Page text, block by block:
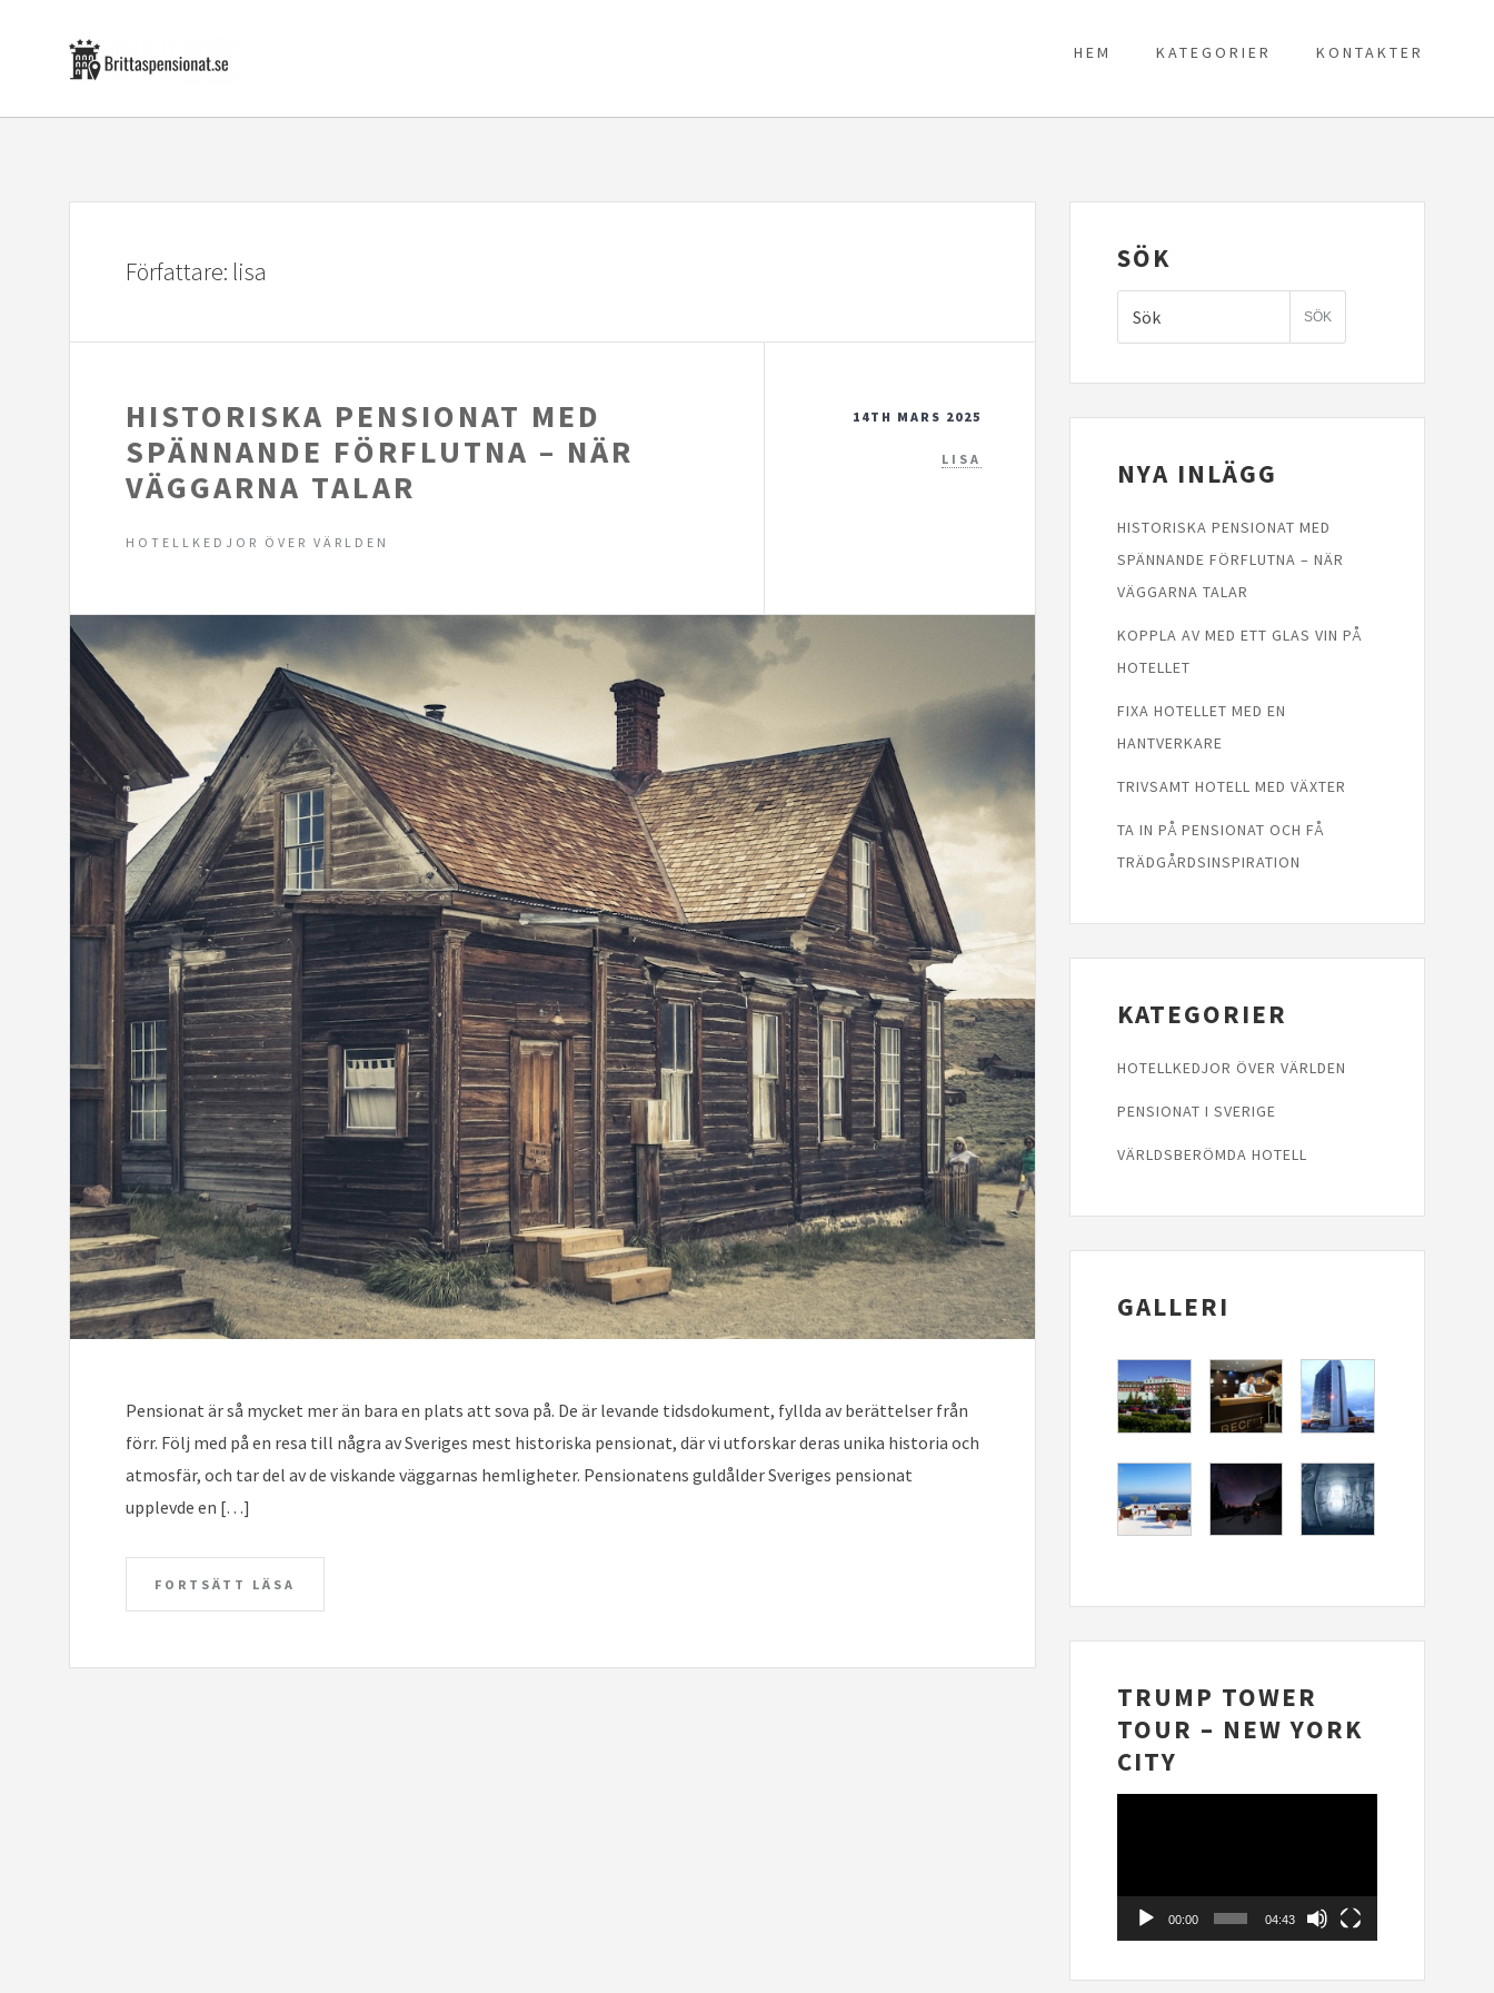
HEM KATEGORIER KONTAKTER
Författare: lisa
HISTORISKA PENSIONAT MED
SPÄNNANDE FÖRFLUTNA – NÄR
VÄGGARNA TALAR
HOTELLKEDJOR ÖVER VÄRLDEN
14TH MARS 2025
LISA
Pensionat är så mycket mer än bara en plats att sova på. De är levande tidsdokument, fyllda av berättelser från
förr. Följ med på en resa till några av Sveriges mest historiska pensionat, där vi utforskar deras unika historia och
atmosfär, och tar del av de viskande väggarnas hemligheter. Pensionatens guldålder Sveriges pensionat
upplevde en […]
FORTSÄTT LÄSA
SÖK
NYA INLÄGG
HISTORISKA PENSIONAT MED
SPÄNNANDE FÖRFLUTNA – NÄR
VÄGGARNA TALAR
KOPPLA AV MED ETT GLAS VIN PÅ
HOTELLET
FIXA HOTELLET MED EN
HANTVERKARE
TRIVSAMT HOTELL MED VÄXTER
TA IN PÅ PENSIONAT OCH FÅ
TRÄDGÅRDSINSPIRATION
KATEGORIER
HOTELLKEDJOR ÖVER VÄRLDEN
PENSIONAT I SVERIGE
VÄRLDSBERÖMDA HOTELL
GALLERI
TRUMP TOWER
TOUR – NEW YORK
CITY
00:00 04:43